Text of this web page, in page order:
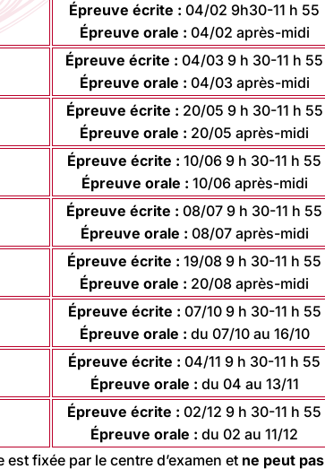
Épreuve écrite : 04/02 9h30-11 h 55
Épreuve orale : 04/02 après-midi
Épreuve écrite : 04/03 9 h 30-11 h 55
Épreuve orale : 04/03 après-midi
Épreuve écrite : 20/05 9 h 30-11 h 55
Épreuve orale : 20/05 après-midi
Épreuve écrite : 10/06 9 h 30-11 h 55
Épreuve orale : 10/06 après-midi
Épreuve écrite : 08/07 9 h 30-11 h 55
Épreuve orale : 08/07 après-midi
Épreuve écrite : 19/08 9 h 30-11 h 55
Épreuve orale : 20/08 après-midi
Épreuve écrite : 07/10 9 h 30-11 h 55
Épreuve orale : du 07/10 au 16/10
Épreuve écrite : 04/11 9 h 30-11 h 55
Épreuve orale : du 04 au 13/11
Épreuve écrite : 02/12 9 h 30-11 h 55
Épreuve orale : du 02 au 11/12
est fixée par le centre d’examen et ne peut pas